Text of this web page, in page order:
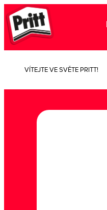
VÍTEJTE VE SVĚTE PRITT!